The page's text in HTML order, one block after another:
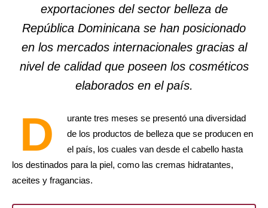
exportaciones del sector belleza de
República Dominicana se han posicionado
en los mercados internacionales gracias al
nivel de calidad que poseen los cosméticos
elaborados en el país.
D
urante tres meses se presentó una diversidad
de los productos de belleza que se producen en
el país, los cuales van desde el cabello hasta
los destinados para la piel, como las cremas hidratantes,
aceites y fragancias.